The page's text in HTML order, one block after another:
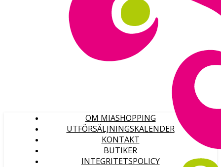
OM MIASHOPPING
UTFÖRSÄLJNINGSKALENDER
KONTAKT
BUTIKER
INTEGRITETSPOLICY